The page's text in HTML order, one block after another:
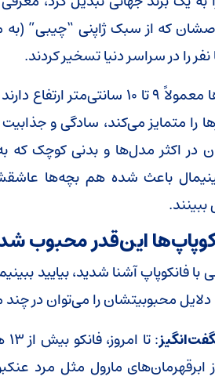
که از سبک ژاپنی “چیبی” (به
را در سراسر دنیا تسخیر کردند.
فانکوپاپ‌ها معمولاً ۹ تا ۱۰
را متمایز می‌کند، سادگی و
در اکثر مدل‌ها و بدنی کوچک
باعث شده هم بچه‌ها
این‌قدر محبوب
با فانکوپاپ آشنا شدید، بیایید
دلایل محبوبیتشان را می‌توان در
:
ابرقهرمان‌های مارول مثل مرد